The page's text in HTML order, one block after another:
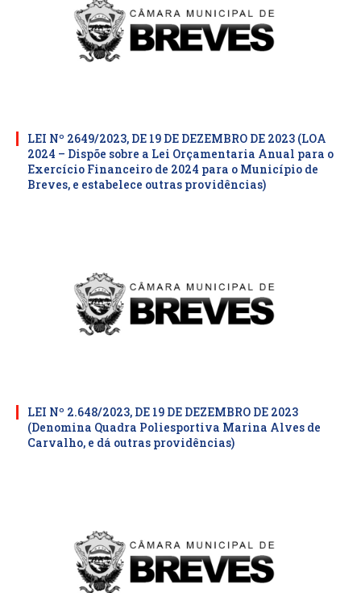
LEI Nº 2649/2023, DE 19 DE DEZEMBRO DE 2023 (LOA
2024 – Dispõe sobre a Lei Orçamentaria Anual para o
Exercício Financeiro de 2024 para o Município de
Breves, e estabelece outras providências)
LEI Nº 2.648/2023, DE 19 DE DEZEMBRO DE 2023
(Denomina Quadra Poliesportiva Marina Alves de
Carvalho, e dá outras providências)